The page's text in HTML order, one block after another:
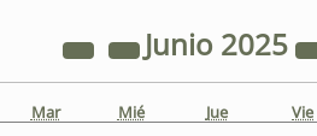
Junio 2025
Mar Mié Jue Vie